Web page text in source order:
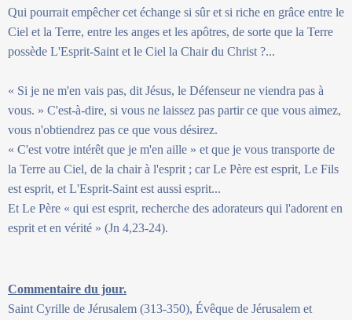
Qui pourrait empêcher cet échange si sûr et si riche en grâce entre le
Ciel et la Terre, entre les anges et les apôtres, de sorte que la Terre
possède L'Esprit-Saint et le Ciel la Chair du Christ ?...
« Si je ne m'en vais pas, dit Jésus, le Défenseur ne viendra pas à
vous. » C'est-à-dire, si vous ne laissez pas partir ce que vous aimez,
vous n'obtiendrez pas ce que vous désirez.
« C'est votre intérêt que je m'en aille » et que je vous transporte de
la Terre au Ciel, de la chair à l'esprit ; car Le Père est esprit, Le Fils
est esprit, et L'Esprit-Saint est aussi esprit...
Et Le Père « qui est esprit, recherche des adorateurs qui l'adorent en
esprit et en vérité » (Jn 4,23-24).
Commentaire du jour.
Saint Cyrille de Jérusalem (313-350), Évêque de Jérusalem et